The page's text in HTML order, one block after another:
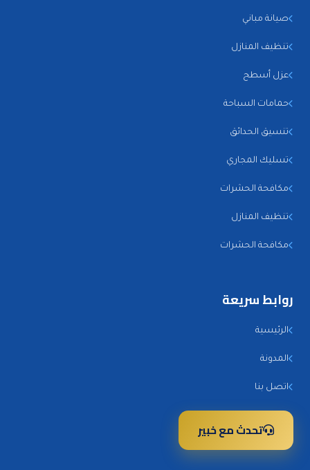
صيانة مباني
تنظيف المنازل
عزل أسطح
حمامات السباحة
تنسيق الحدائق
تسليك المجاري
مكافحة الحشرات
تنظيف المنازل
مكافحة الحشرات
روابط سريعة
الرئيسية
المدونة
اتصل بنا
تحدث مع خبير